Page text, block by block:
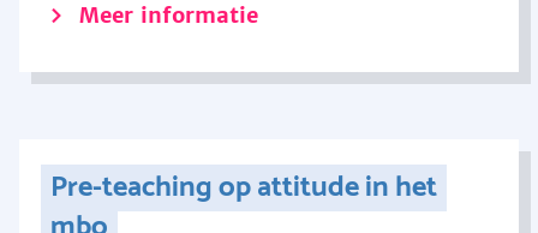
Meer informatie
Pre-teaching op attitude in het